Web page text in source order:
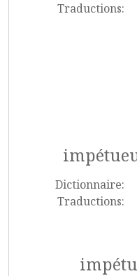
Traductions:
Dictionnaire:
Traductions: